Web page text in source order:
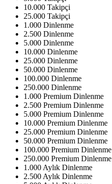
10.000 Takipçi
25.000 Takipçi
1.000 Dinlenme
2.500 Dinlenme
5.000 Dinlenme
10.000 Dinlenme
25.000 Dinlenme
50.000 Dinlenme
100.000 Dinlenme
250.000 Dinlenme
1.000 Premium Dinlenme
2.500 Premium Dinlenme
5.000 Premium Dinlenme
10.000 Premium Dinlenme
25.000 Premium Dinlenme
50.000 Premium Dinlenme
100.000 Premium Dinlenme
250.000 Premium Dinlenme
1.000 Aylık Dinlenme
2.500 Aylık Dinlenme